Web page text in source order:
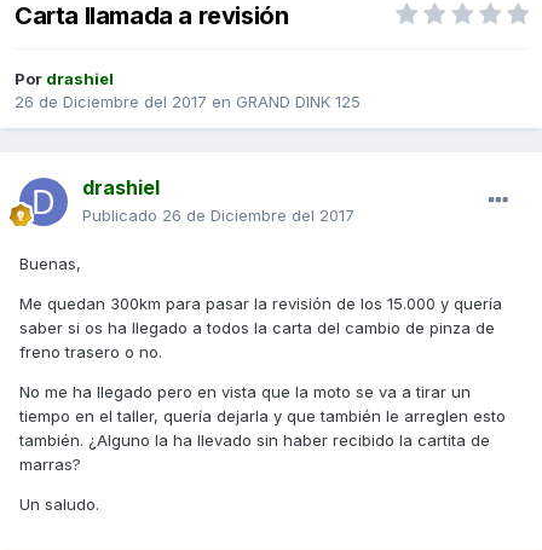
Carta llamada a revisión
Por drashiel
26 de Diciembre del 2017 en GRAND DINK 125
drashiel
Publicado 26 de Diciembre del 2017
Buenas,
Me quedan 300km para pasar la revisión de los 15.000 y quería
saber si os ha llegado a todos la carta del cambio de pinza de
freno trasero o no.
No me ha llegado pero en vista que la moto se va a tirar un
tiempo en el taller, quería dejarla y que también le arreglen esto
también. ¿Alguno la ha llevado sin haber recibido la cartita de
marras?
Un saludo.